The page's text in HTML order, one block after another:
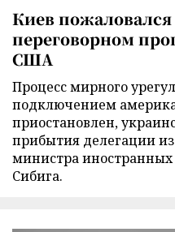
Киев пожаловался
переговорном
США
Процесс мирного
подключением
приостановлен,
прибытия делегации
министра
Сибига.